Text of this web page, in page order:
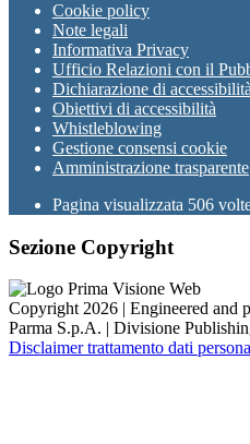
Cookie policy
Note legali
Informativa Privacy
Ufficio Relazioni con il
Dichiarazione di accessibilità
Obiettivi di accessibilità
Whistleblowing
Gestione consensi cookie
Amministrazione trasparente
Pagina visualizzata 506
Sezione Copyright
Copyright 2026 | Engineered and
Parma S.p.A. | Divisione
Disclaimer trattamento dati